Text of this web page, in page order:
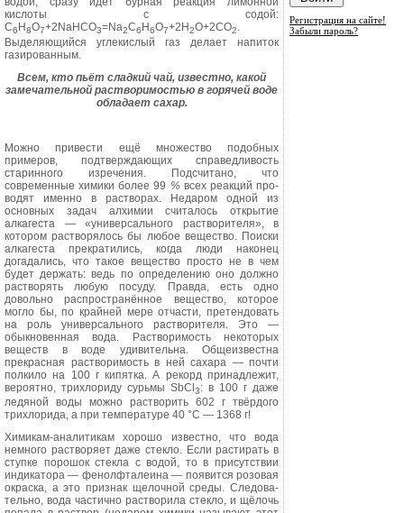
кислоты с содой:
С6 Н8О7+2NaHCO3=Na2C6 H6O7+2H2O+2СО2.
Выделяющийся углекислый газ делает напи­ток
газированным.
Всем, кто пьёт сладкий чай, известно, какой
замечательной растворимостью в горячей воде
обладает сахар.
Можно привести ещё множество подобных
примеров, подтверждаю­щих справедливость
старинного изре­чения. Подсчитано, что
современные химики более 99 % всех реакций про­
водят именно в растворах. Недаром одной из
основных задач алхимии считалось открытие
алкагеста — «уни­версального растворителя», в
которомрастворялось бы любое вещество. По­иски
алкагеста прекратились, когда люди наконец
догадались, что такое вещество просто не в чем
будет дер­жать: ведь по определению оно долж­но
растворять любую посуду. Правда, есть одно
довольно распространён­ное вещество, которое
могло бы, по крайней мере отчасти, претендовать
на роль универсального растворите­ля. Это —
обыкновенная вода. Раство­римость некоторых
веществ в воде удивительна. Общеизвестна
прекрас­ная растворимость в ней сахара — почти
полкило на 100 г кипятка. А ре­корд принадлежит,
вероятно, трихлориду сурьмы SbCl3: в 100 г даже
ледя­ной воды можно растворить 602 г твёрдого
трихлорида, а при темпера­туре 40 °С — 1368 г!
Химикам-аналитикам хорошо из­вестно, что вода
немного растворяет даже стекло. Если растирать в
ступке порошок стекла с водой, то в присут­ствии
индикатора — фенолфталеи­на — появится розовая
окраска, а это признак щелочной среды. Следова­
тельно, вода частично растворила стекло, и щёлочь
Регистрация на сайте!
Забыли пароль?